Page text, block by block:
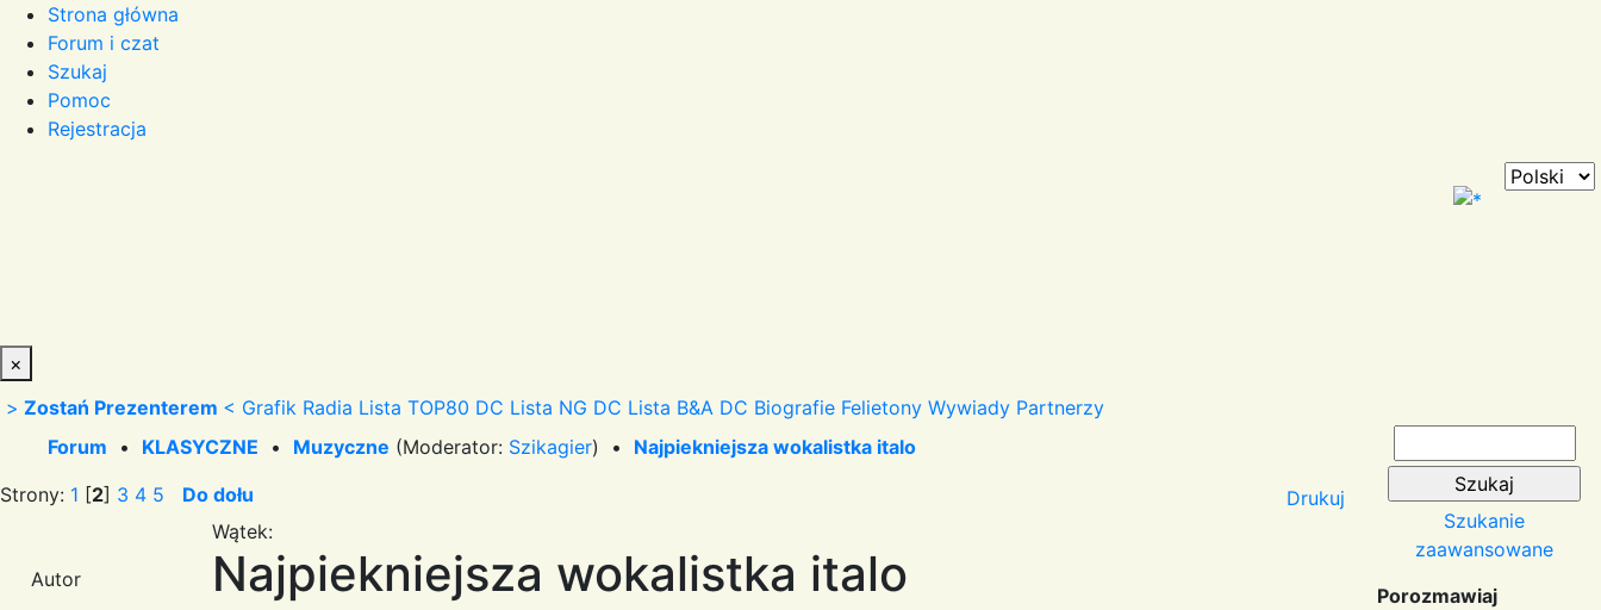
Strona główna
Forum i czat
Szukaj
Pomoc
Rejestracja
×
> Zostań Prezenterem < Grafik Radia Lista TOP80 DC Lista NG DC Lista B&A DC Biografie Felietony Wywiady Partnerzy
Forum • KLASYCZNE • Muzyczne (Moderator: Szikagier) • Najpiekniejsza wokalistka italo
Strony: 1 [2] 3 4 5 Do dołu Drukuj
Autor
Wątek:
Najpiekniejsza wokalistka italo
Szukanie
zaawansowane
Porozmawiaj